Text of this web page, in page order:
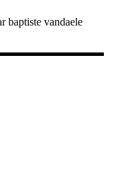
baptiste vandaele